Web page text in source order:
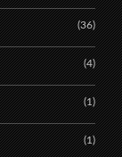
(36)
(4)
(1)
(1)